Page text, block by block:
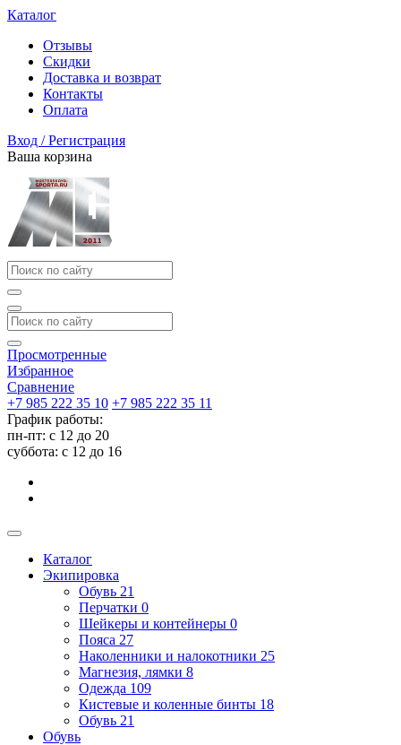
Каталог
Отзывы
Скидки
Доставка и возврат
Контакты
Оплата
Вход / Регистрация
Ваша корзина
Просмотренные
Избранное
Сравнение
+7 985 222 35 10 +7 985 222 35 11
График работы:
пн-пт: с 12 до 20
суббота: c 12 до 16
Каталог
Экипировка
Обувь 21
Перчатки 0
Шейкеры и контейнеры 0
Пояса 27
Наколенники и налокотники 25
Магнезия, лямки 8
Одежда 109
Кистевые и коленные бинты 18
Обувь 21
Обувь